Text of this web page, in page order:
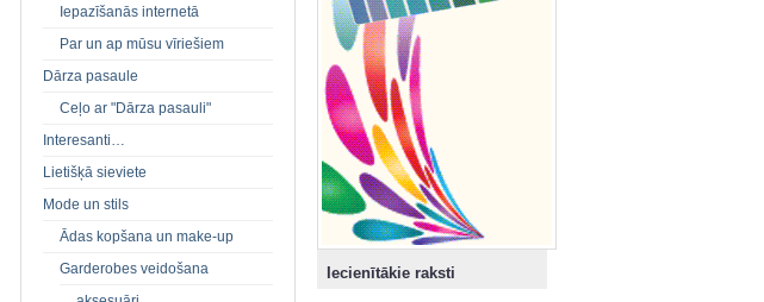
Iepazīšanās internetā
Par un ap mūsu vīriešiem
Dārza pasaule
Ceļo ar "Dārza pasauli"
Interesanti…
Lietišķā sieviete
Mode un stils
Ādas kopšana un make-up
Garderobes veidošana
Iecienītākie raksti